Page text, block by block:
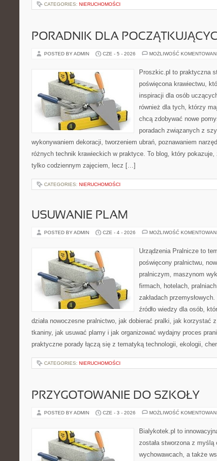
CATEGORIES: NIERUCHOMOŚCI
PORADNIK DLA
POSTED BY ADMIN CZE - 5 - 2026 MOŻLIWOŚĆ
Proszkic.pl to praktyczna
poświęcona krawiectwu,
inspiracji dla osób
również dla tych, którzy
chcą zdobywać nowe
poradach związanych z
wykonywaniem dekoracji, tworzeniem ubrań, poznawaniem
różnych technik krawieckich w praktyce. To blog, który
tylko codziennym zajęciem, lecz […]
CATEGORIES: NIERUCHOMOŚCI
USUWANIE PLAM
POSTED BY ADMIN CZE - 4 - 2026 MOŻLIWOŚĆ
Urządzenia Pralnicze to
poświęcony pralnictwu,
pralniczym, maszynom
firmach, hotelach,
zakładach
źródło wiedzy dla osób,
działa nowoczesne pralnictwo, jak dobierać pralki, jak korzystać
tkaniny, jak usuwać plamy i jak organizować wydajny proces
praktyczne porady łączą się z tematyką technologii, ekologii,
CATEGORIES: NIERUCHOMOŚCI
PRZYGOTOWANIE DO SZKOŁY
POSTED BY ADMIN CZE - 3 - 2026 MOŻLIWOŚĆ
Bialykotek.pl to
została stworzona z myślą
wychowawcach, a także